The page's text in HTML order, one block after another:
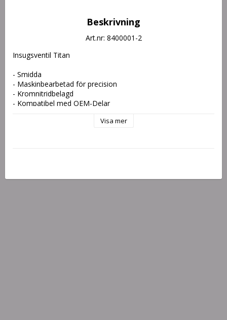
Beskrivning
Art.nr: 8400001-2
Insugsventil Titan
- Smidda
- Maskinbearbetad för precision
- Kromnitridbelagd
- Kompatibel med OEM-Delar
specifikationer och -standarderVisa mer